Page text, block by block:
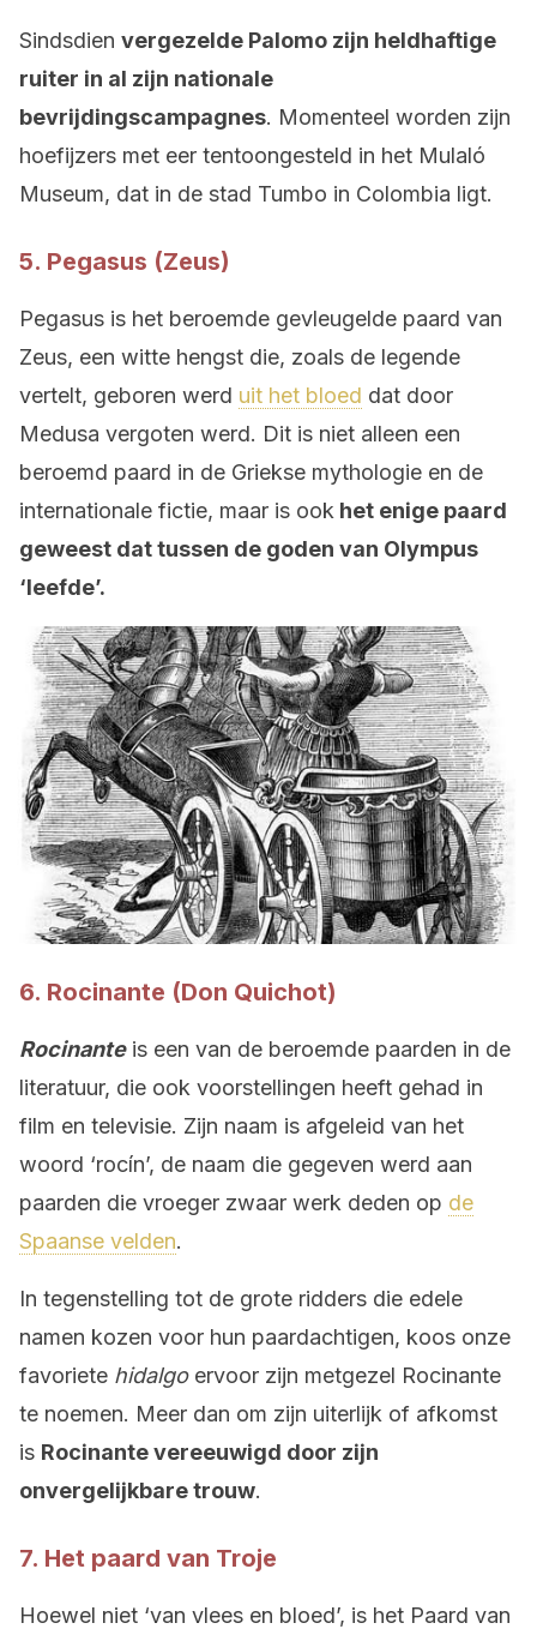
Sindsdien vergezelde Palomo zijn heldhaftige
ruiter in al zijn nationale
bevrijdingscampagnes. Momenteel worden zijn
hoefijzers met eer tentoongesteld in het Mulaló
Museum, dat in de stad Tumbo in Colombia ligt.
5. Pegasus (Zeus)
Pegasus is het beroemde gevleugelde paard van
Zeus, een witte hengst die, zoals de legende
vertelt, geboren werd uit het bloed dat door
Medusa vergoten werd. Dit is niet alleen een
beroemd paard in de Griekse mythologie en de
internationale fictie, maar is ook het enige paard
geweest dat tussen de goden van Olympus
‘leefde’.
6. Rocinante (Don Quichot)
Rocinanteis een van de beroemde paarden in de
literatuur, die ook voorstellingen heeft gehad in
film en televisie. Zijn naam is afgeleid van het
woord ‘rocín’, de naam die gegeven werd aan
paarden die vroeger zwaar werk deden op de
Spaanse velden.
In tegenstelling tot de grote ridders die edele
namen kozen voor hun paardachtigen, koos onze
favoriete hidalgoervoor zijn metgezel Rocinante
te noemen. Meer dan om zijn uiterlijk of afkomst
is Rocinante vereeuwigd door zijn
onvergelijkbare trouw.
7. Het paard van Troje
Hoewel niet ‘van vlees en bloed’, is het Paard van